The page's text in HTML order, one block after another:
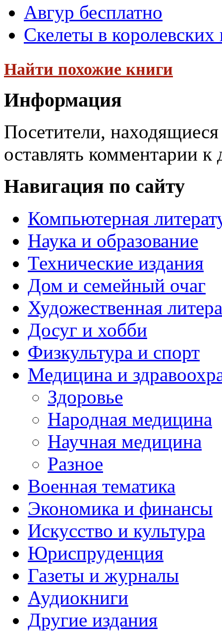
Авгур бесплатно
Скелеты в
Найти похожие книги
Информация
Посетители,
оставлять комментарии к
Навигация по сайту
Компьютерная
Наука и образование
Технические издания
Дом и семейный очаг
Художественная
Досуг и хобби
Физкультура и спорт
Медицина и
Здоровье
Народная медицина
Научная медицина
Разное
Военная тематика
Экономика и финансы
Искусство и культура
Юриспруденция
Газеты и журналы
Аудиокниги
Другие издания